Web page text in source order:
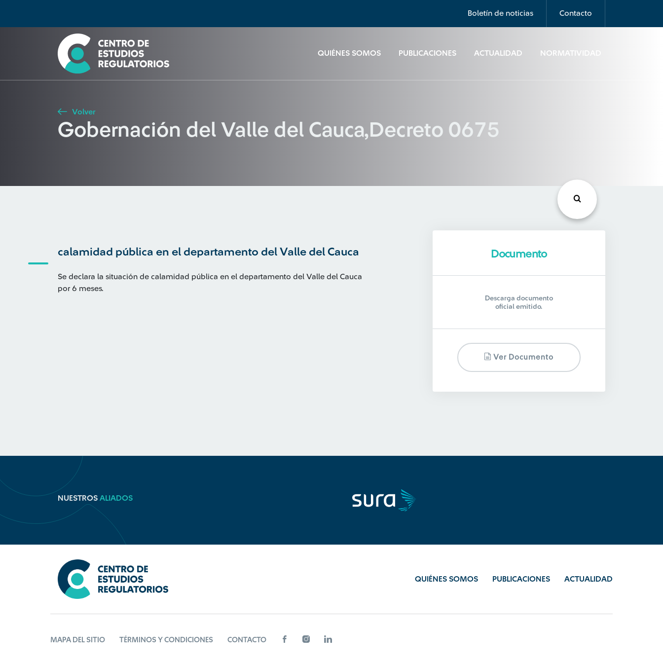
Boletín de noticias Contacto
QUIÉNES SOMOS PUBLICACIONES ACTUALIDAD NORMATIVIDAD
Seleccione país
Buscar
Volver
Gobernación del Valle del Cauca,Decreto 0675
calamidad pública en el departamento del Valle del Cauca
Se declara la situación de calamidad pública en el departamento del Valle del Cauca
por 6 meses.
Documento
Descarga documento
oficial emitido.
Ver Documento
NUESTROS ALIADOS
QUIÉNES SOMOS PUBLICACIONES ACTUALIDAD
MAPA DEL SITIO TÉRMINOS Y CONDICIONES CONTACTO